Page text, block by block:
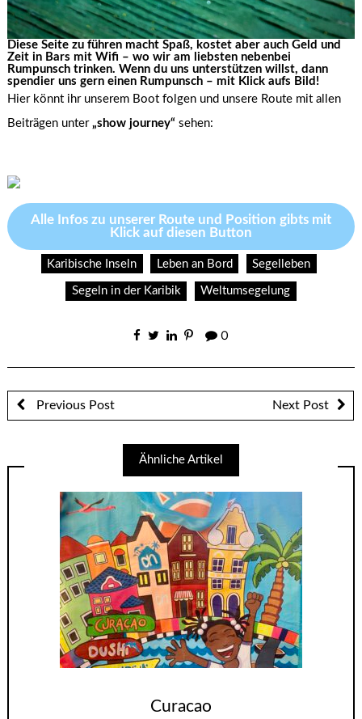
Diese Seite zu führen macht Spaß, kostet aber auch Geld und
Zeit in Bars mit Wifi – wo wir am liebsten nebenbei
Rumpunsch trinken. Wenn du uns unterstützen willst, dann
spendier uns gern einen Rumpunsch – mit Klick aufs Bild!
Hier könnt ihr unserem Boot folgen und unsere Route mit allen
Beiträgen unter„show journey“ sehen:
Alle Infos zu unserer Route und Position gibts mit
Klick auf diesen Button
Karibische Inseln Leben an Bord Segelleben
Segeln in der Karibik Weltumsegelung
0
Previous Post Next Post
Ähnliche Artikel
Curacao